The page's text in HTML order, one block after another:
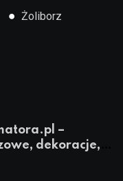
● Żoliborz
–
dekoracje,
dla animatorów